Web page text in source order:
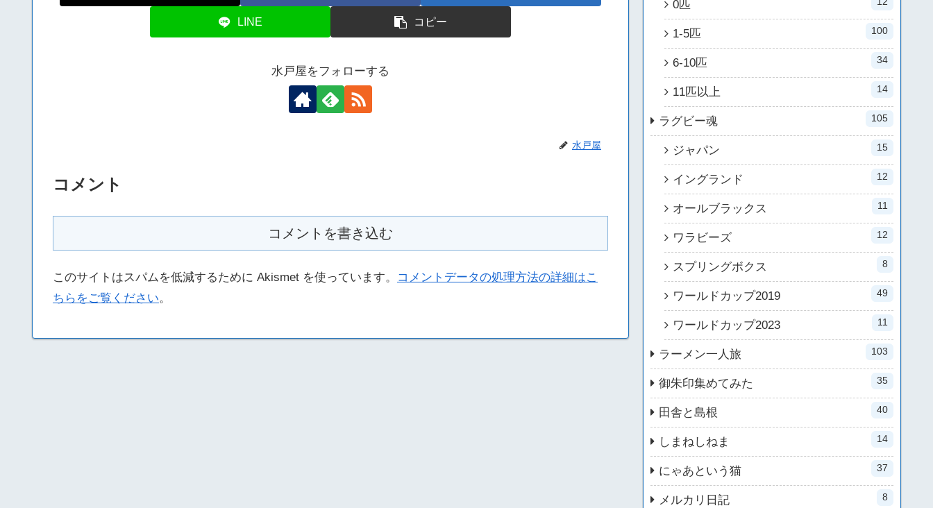
LINE コピー
水戸屋をフォローする
水戸屋
コメント
コメントを書き込む
このサイトはスパムを低減するために Akismet を使っています。
コメントデータの処理方法の詳細はこ
ちらをご覧ください。
0匹
1-5匹 100
6-10匹 34
11匹以上 14
ラグビー魂 105
ジャパン 15
イングランド 12
オールブラックス 11
ワラビーズ 12
スプリングボクス 8
ワールドカップ2019 49
ワールドカップ2023 11
ラーメン一人旅 103
御朱印集めてみた 35
田舎と島根 40
しまねしねま 14
にゃあという猫 37
メルカリ日記 8